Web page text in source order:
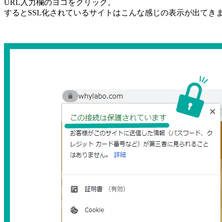
URL入力欄のヨコをクリック。
するとSSL化されているサイトはこんな感じの表示が出てき